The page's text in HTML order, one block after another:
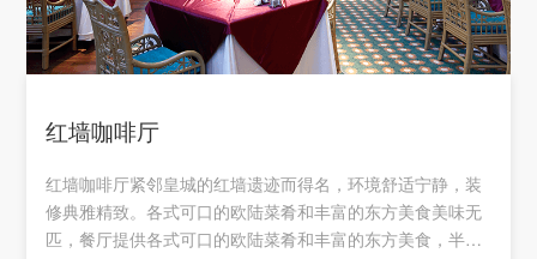
红墙咖啡厅
红墙咖啡厅紧邻皇城的红墙遗迹而得名，环境舒适宁静，装
修典雅精致。各式可口的欧陆菜肴和丰富的东方美食美味无
匹，餐厅提供各式可口的欧陆菜肴和丰富的东方美食，半自